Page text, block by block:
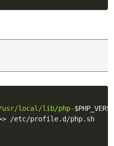
local/lib/php-
/etc/profile.d/php.sh